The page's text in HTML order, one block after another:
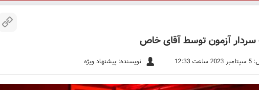
آزمون توسط آقای خاص
نویسنده: پیشنهاد ویژه